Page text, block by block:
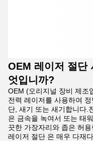
OEM 레이저 절단
엇입니까?
OEM (오리지널 장비 제조
전력 레이저를 사용하여
단, 새기 또는 새기합니다.
은 금속을 녹여서 또는 태
끗한 가장자리와 좁은 허
레이저 절단 은 매우 다재